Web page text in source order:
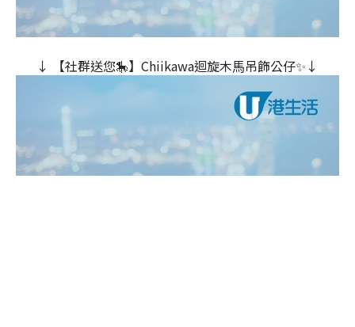
↓ 【社群送您🎠】Chiikawa迴旋木⾺吊飾公仔✨↓